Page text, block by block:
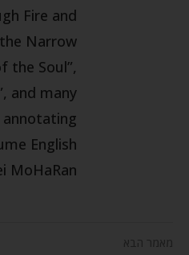
Fire and
Narrow
the Soul”,
and many
English
MoHaRan.
מאמר הבא